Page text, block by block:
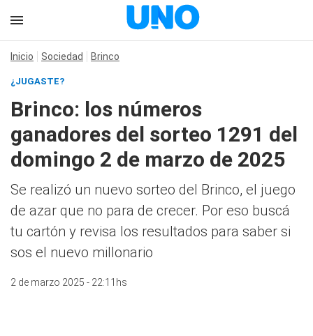
Inicio Sociedad Brinco
¿JUGASTE?
Brinco: los números
ganadores del sorteo 1291 del
domingo 2 de marzo de 2025
Se realizó un nuevo sorteo del Brinco, el juego
de azar que no para de crecer. Por eso buscá
tu cartón y revisa los resultados para saber si
sos el nuevo millonario
2 de marzo 2025 - 22:11hs